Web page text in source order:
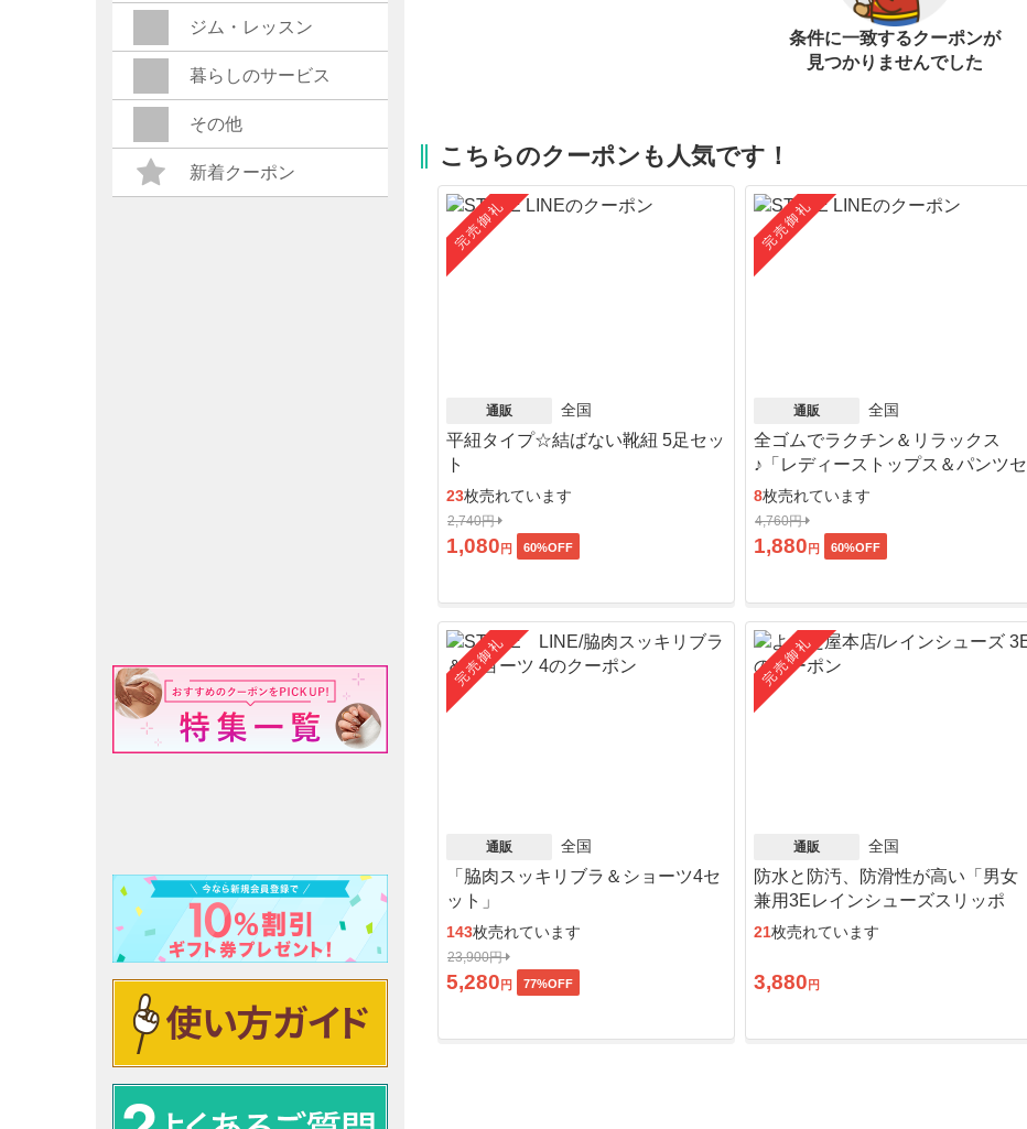
条件に一致するクーポンが
見つかりませんでした
こちらのクーポンも人気です！
完売御礼
通販 全国
平紐タイプ☆結ばない靴紐 5足セッ
ト
23枚売れています
2,740円
1,080 円 60%OFF
完売御礼
通販 全国
全ゴムでラクチン＆リラックス
♪「レディーストップス＆パンツセ
ット」
8枚売れています
4,760円
1,880 円 60%OFF
完売御礼
通販 全国
「脇肉スッキリブラ＆ショーツ4セ
ット」
143枚売れています
23,900円
5,280 円 77%OFF
完売御礼
通販 全国
防水と防汚、防滑性が高い「男女
兼用3Eレインシューズスリッポ
ン」
21枚売れています
3,880 円
ジム・レッスン
暮らしのサービス
その他
新着クーポン